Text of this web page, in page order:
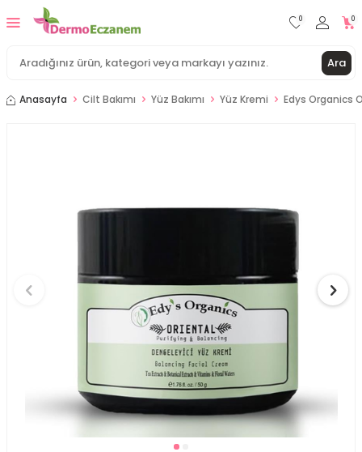
Ara
0 0
Anasayfa Cilt Bakımı Yüz Bakımı Yüz Kremi Edys Organics